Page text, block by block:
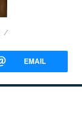
EMAIL